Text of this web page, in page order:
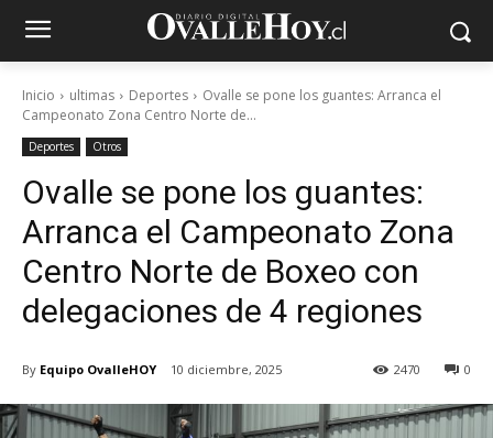
Inicio ultimas Deportes
Ovalle se pone los guantes: Arranca el
Campeonato Zona Centro Norte de...
Deportes Otros
Ovalle se pone los guantes:
Arranca el Campeonato Zona
Centro Norte de Boxeo con
delegaciones de 4 regiones
By Equipo OvalleHOY 10 diciembre, 2025 0
2470